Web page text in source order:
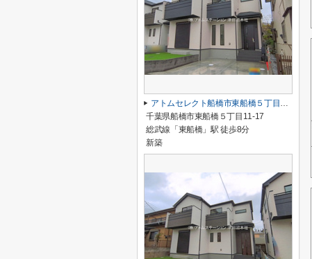
アトムセレクト船橋市東船橋５丁目１２３８番 B号棟
千葉県船橋市東船橋５丁目11-17
総武線「東船橋」駅 徒歩8分
新築